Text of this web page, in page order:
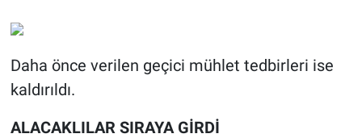
Daha önce verilen geçici mühlet tedbirleri ise
kaldırıldı.
ALACAKLILAR SIRAYA GİRDİ